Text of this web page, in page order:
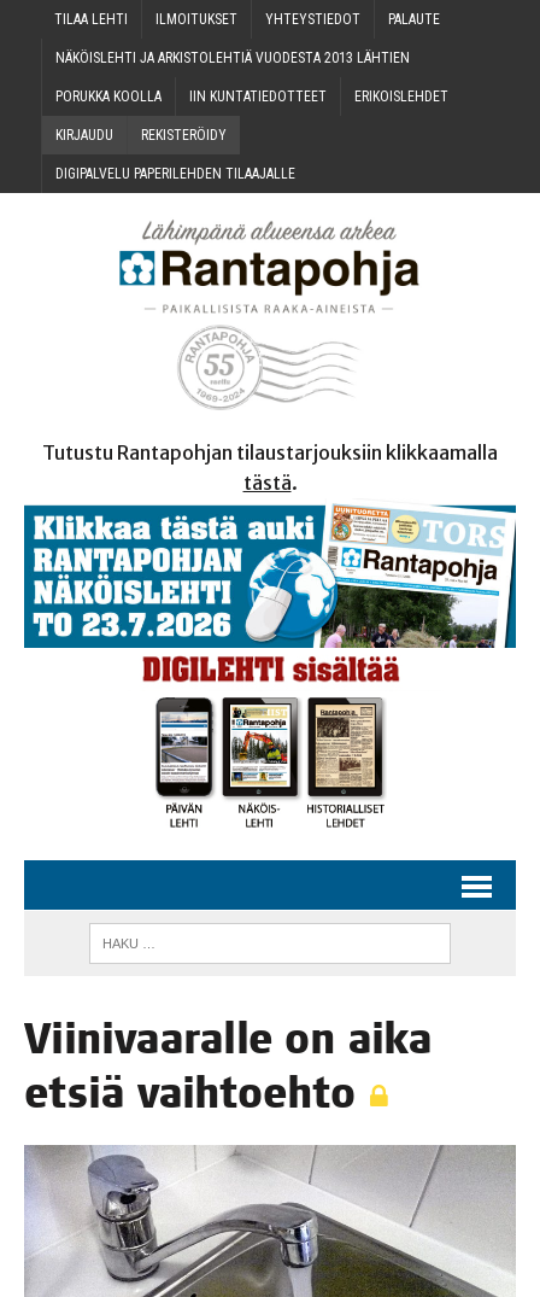
TILAA LEH­TI ILMOI­TUK­SET YHTEYS­TIE­DOT PALAU­TE
NÄKÖIS­LEH­TI JA ARKIS­TO­LEH­TIÄ VUO­DES­TA 2013 LÄHTIEN
PORUK­KA KOOLLA IIN KUN­TA­TIE­DOT­TEET ERI­KOIS­LEH­DET
KIR­JAU­DU REKIS­TE­RÖI­DY
DIGI­PAL­VE­LU PAPE­RI­LEH­DEN TILAAJALLE
Tutustu Rantapohjan tilaustarjouksiin klikkaamalla
tästä.
Vii­ni­vaa­ral­le on aika
etsiä vaihtoehto